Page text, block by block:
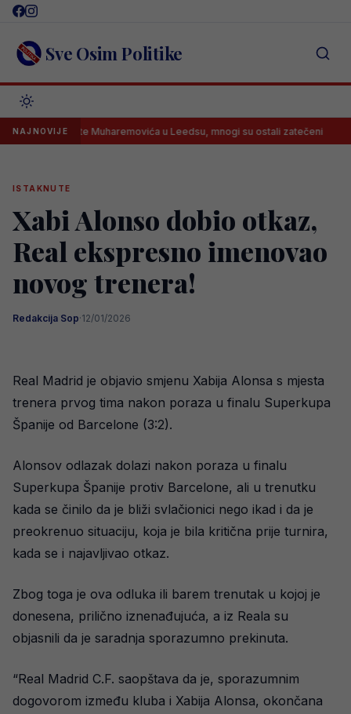
Skip
content Sve Osim Politike
NAJNOVIJE
plate Muharemovića u Leedsu, mnogi su ostali zatečeni
ISTAKNUTE
Xabi Alonso dobio otkaz,
Real ekspresno imenovao
novog trenera!
Redakcija Sop·12/01/2026
Real Madrid je objavio smjenu Xabija Alonsa s mjesta
trenera prvog tima nakon poraza u finalu Superkupa
Španije od Barcelone (3:2).
Alonsov odlazak dolazi nakon poraza u finalu
Superkupa Španije protiv Barcelone, ali u trenutku
kada se činilo da je bliži svlačionici nego ikad i da je
preokrenuo situaciju, koja je bila kritična prije turnira,
kada se i najavljivao otkaz.
Zbog toga je ova odluka ili barem trenutak u kojoj je
donesena, prilično iznenađujuća, a iz Reala su
objasnili da je saradnja sporazumno prekinuta.
“Real Madrid C.F. saopštava da je, sporazumnim
dogovorom između kluba i Xabija Alonsa, okončana